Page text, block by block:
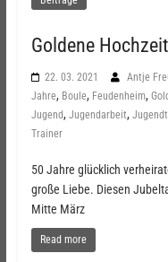
Goldene
22. 03. 2021 Antje
Jahre, Boule, Feudenheim,
Jugend, Jugendarbeit,
Trainer
50 Jahre glücklich
große Liebe. Diesen
Mitte März
Read more